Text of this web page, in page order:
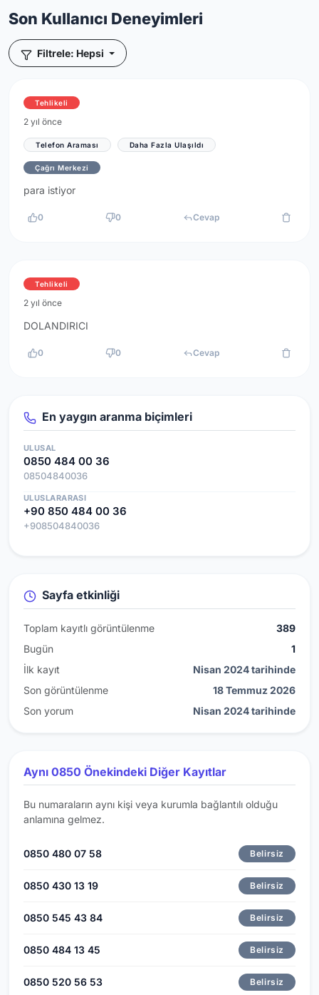
Son Kullanıcı Deneyimleri
Filtrele: Hepsi
Tehlikeli
2 yıl önce
Telefon Araması Daha Fazla Ulaşıldı
Çağrı Merkezi
para istiyor
0 0 Cevap
Tehlikeli
2 yıl önce
DOLANDIRICI
0 0 Cevap
En yaygın aranma biçimleri
ULUSAL
0850 484 00 36
08504840036
ULUSLARARASI
+90 850 484 00 36
+908504840036
Sayfa etkinliği
Toplam kayıtlı görüntülenme
389
Bugün
1
İlk kayıt
Nisan 2024 tarihinde
Son görüntülenme
18 Temmuz 2026
Son yorum
Nisan 2024 tarihinde
Aynı 0850 Önekindeki Diğer Kayıtlar
Bu numaraların aynı kişi veya kurumla bağlantılı olduğu
anlamına gelmez.
0850 480 07 58 Belirsiz
0850 430 13 19 Belirsiz
0850 545 43 84 Belirsiz
0850 484 13 45 Belirsiz
0850 520 56 53 Belirsiz